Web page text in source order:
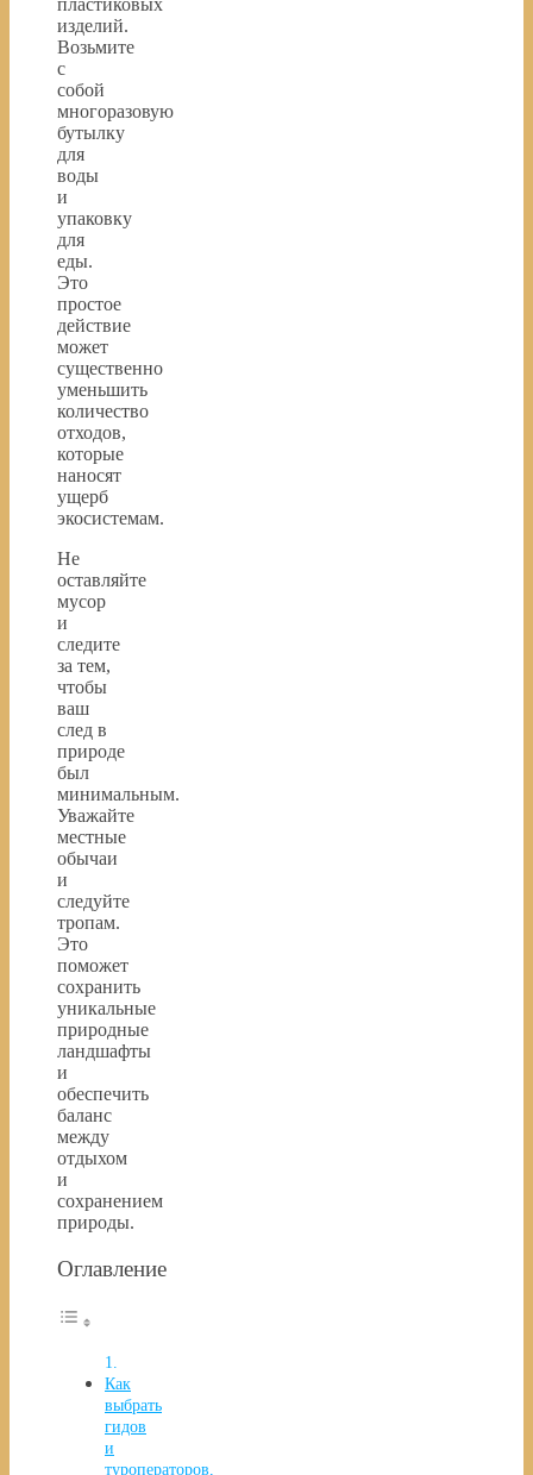
пластиковых
изделий.
Возьмите
с
собой
многоразовую
бутылку
для
воды
и
упаковку
для
еды.
Это
простое
действие
может
существенно
уменьшить
количество
отходов,
которые
наносят
ущерб
экосистемам.
Не
оставляйте
мусор
и
следите
за тем,
чтобы
ваш
след в
природе
был
минимальным.
Уважайте
местные
обычаи
и
следуйте
тропам.
Это
поможет
сохранить
уникальные
природные
ландшафты
и
обеспечить
баланс
между
отдыхом
и
сохранением
природы.
Оглавление
Как
выбрать
гидов
и
туроператоров,